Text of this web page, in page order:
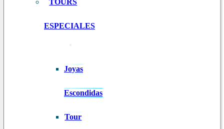
TOURS
ESPECIALES
Joyas
Escondidas
Tour